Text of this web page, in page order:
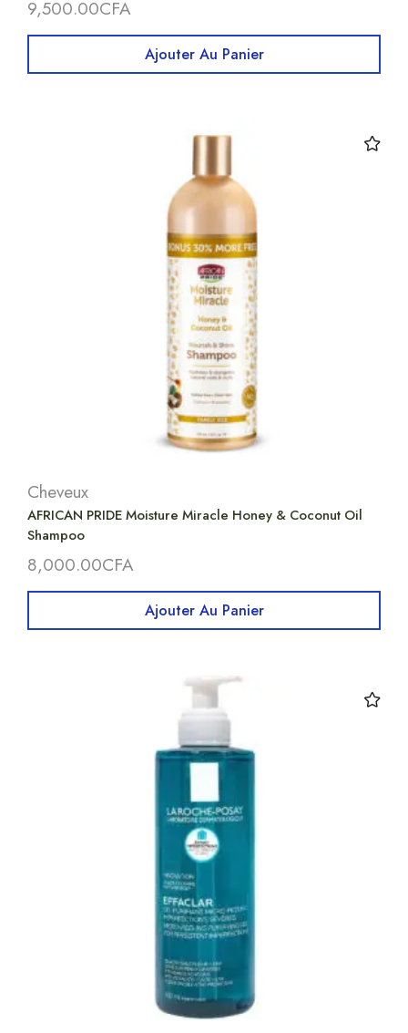
9,500.00CFA
Ajouter Au Panier
Cheveux
AFRICAN PRIDE Moisture Miracle Honey & Coconut Oil
Shampoo
8,000.00CFA
Ajouter Au Panier